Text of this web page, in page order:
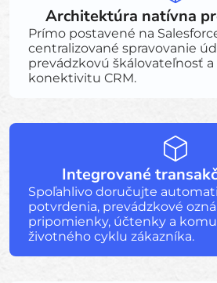
Architektúra natívna
Prímo postavené na
centralizované spravovanie
prevádzkovú škálovateľnosť
konektivitu CRM.
Integrované
Spoľahlivo doručujte
potvrdenia, prevádzkové
pripomienky, účtenky a
životného cyklu zákazníka.